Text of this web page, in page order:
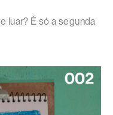
luar? É só a segunda